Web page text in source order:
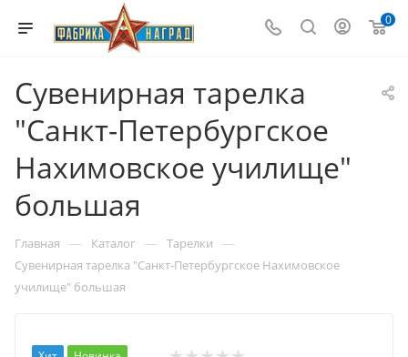
0
Сувенирная тарелка
"Санкт-Петербургское
Нахимовское училище"
большая
Главная — Каталог — Тарелки —
Сувенирная тарелка "Санкт-Петербургское Нахимовское
училище" большая